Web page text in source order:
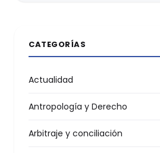
CATEGORÍAS
Actualidad
Antropología y Derecho
Arbitraje y conciliación